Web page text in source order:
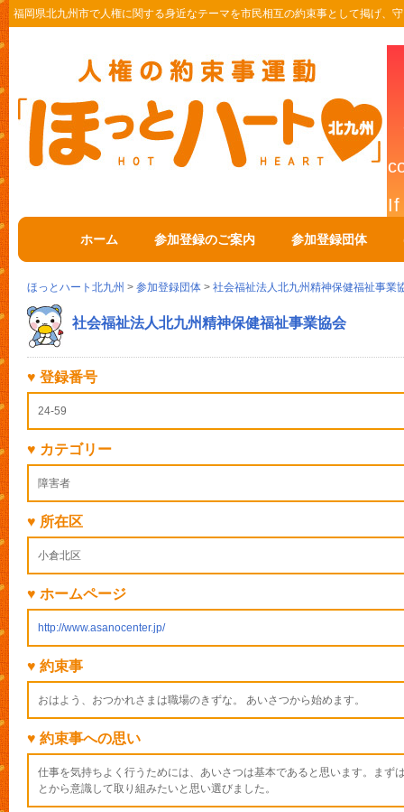
福岡県北九州市で人権に関する身近なテーマを市民相互の約束事として掲げ、
ホーム 参加登録のご案内 参加登録団体
ほっとハート北九州 > 参加登録団体 > 社会福祉法人北九州精神保健福祉事業
社会福祉法人北九州精神保健福祉事業協会
♥ 登録番号
24-59
♥ カテゴリー
障害者
♥ 所在区
小倉北区
♥ ホームページ
http://www.asanocenter.jp/
♥ 約束事
おはよう、おつかれさまは職場のきずな。 あいさつから始めます。
♥ 約束事への思い
仕事を気持ちよく行うためには、あいさつは基本であると思います。まず
とから意識して取り組みたいと思い選びました。